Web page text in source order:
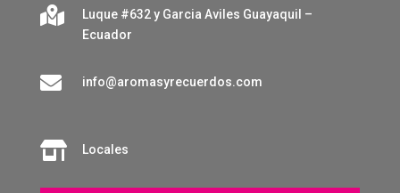

Luque #632 y Garcia Aviles Guayaquil –
Ecuador
 info@aromasyrecuerdos.com
 Locales